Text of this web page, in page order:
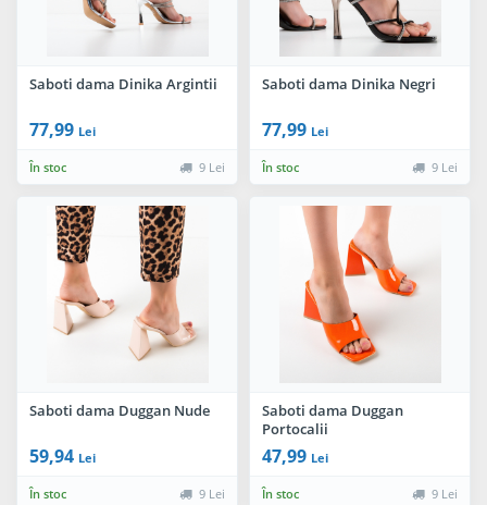
Saboti dama Dinika Argintii
77,99 Lei
În stoc 9 Lei
Saboti dama Dinika Negri
77,99 Lei
În stoc 9 Lei
Saboti dama Duggan Nude
59,94 Lei
În stoc 9 Lei
Saboti dama Duggan
Portocalii
47,99 Lei
În stoc 9 Lei